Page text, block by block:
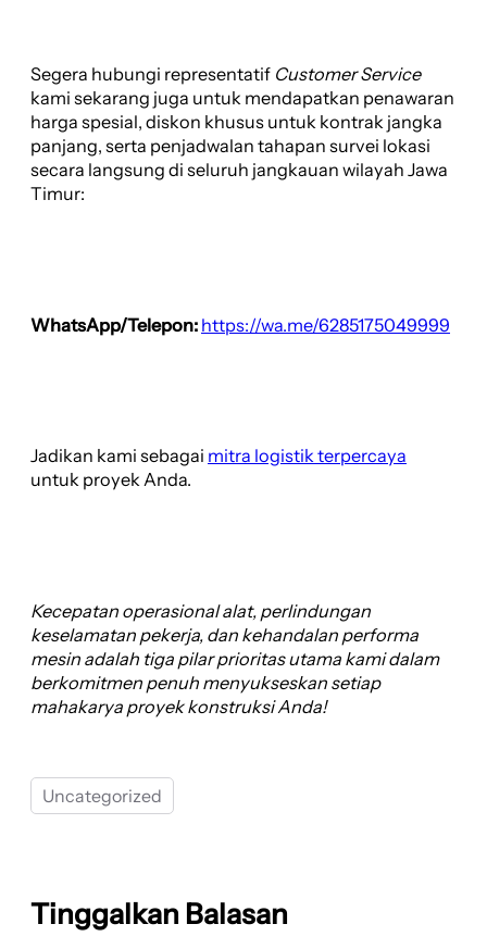
Segera hubungi representatif Customer Service
kami sekarang juga untuk mendapatkan penawaran
harga spesial, diskon khusus untuk kontrak jangka
panjang, serta penjadwalan tahapan survei lokasi
secara langsung di seluruh jangkauan wilayah Jawa
Timur:
WhatsApp/Telepon: https://wa.me/6285175049999
Jadikan kami sebagai mitra logistik terpercaya
untuk proyek Anda.
Kecepatan operasional alat, perlindungan
keselamatan pekerja, dan kehandalan performa
mesin adalah tiga pilar prioritas utama kami dalam
berkomitmen penuh menyukseskan setiap
mahakarya proyek konstruksi Anda!
Uncategorized
Tinggalkan Balasan